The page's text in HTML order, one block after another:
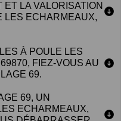
LA VALORISATION
LES ECHARMEAUX,
À POULE LES
FIEZ-VOUS AU
69.
69, UN
ECHARMEAUX,